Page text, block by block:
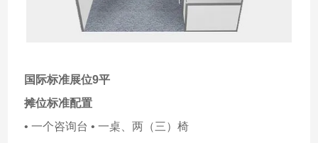
国际标准展位9平
摊位标准配置
• 一个咨询台 • 一桌、两（三）椅